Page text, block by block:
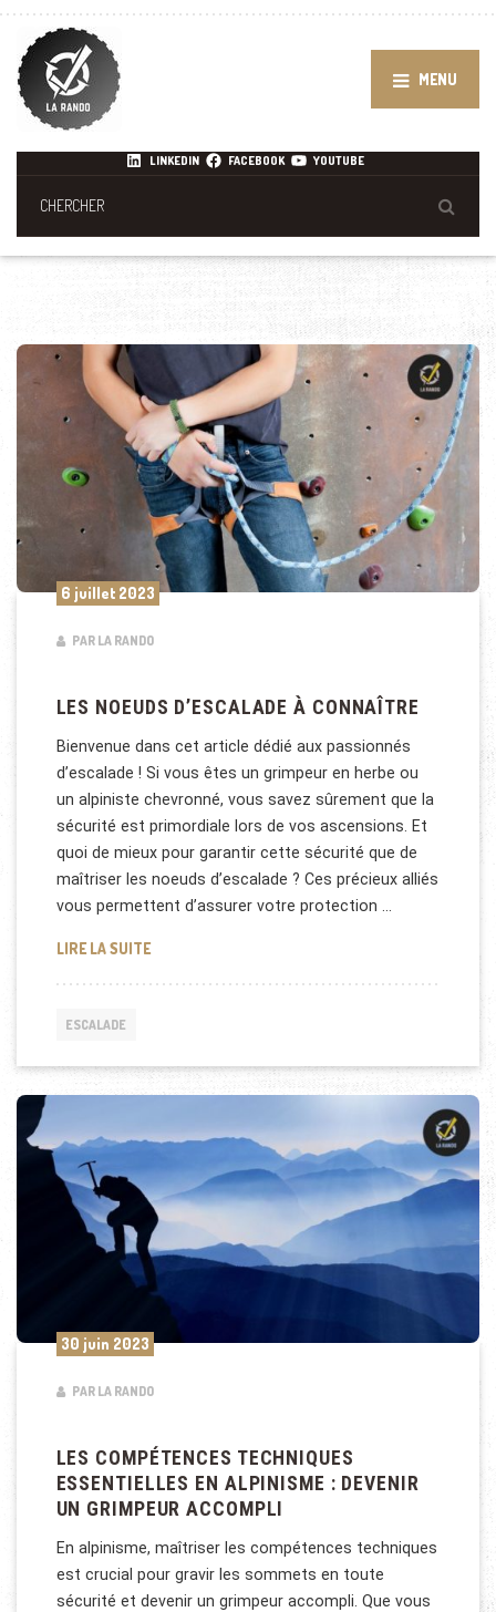
MENU
LINKEDIN FACEBOOK YOUTUBE
6 juillet 2023
PAR LA RANDO
LES NOEUDS D’ESCALADE À CONNAÎTRE
Bienvenue dans cet article dédié aux passionnés
d’escalade ! Si vous êtes un grimpeur en herbe ou
un alpiniste chevronné, vous savez sûrement que la
sécurité est primordiale lors de vos ascensions. Et
quoi de mieux pour garantir cette sécurité que de
maîtriser les noeuds d’escalade ? Ces précieux alliés
vous permettent d’assurer votre protection …
LIRE LA SUITELES NOEUDS D’ESCALADE À CONNAÎTRE
ESCALADE
30 juin 2023
PAR LA RANDO
LES COMPÉTENCES TECHNIQUES
ESSENTIELLES EN ALPINISME : DEVENIR
UN GRIMPEUR ACCOMPLI
En alpinisme, maîtriser les compétences techniques
est crucial pour gravir les sommets en toute
sécurité et devenir un grimpeur accompli. Que vous